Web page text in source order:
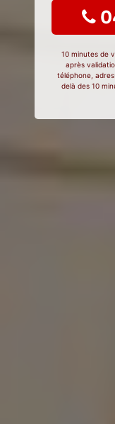
10 minutes de
après
téléphone,
delà des 10